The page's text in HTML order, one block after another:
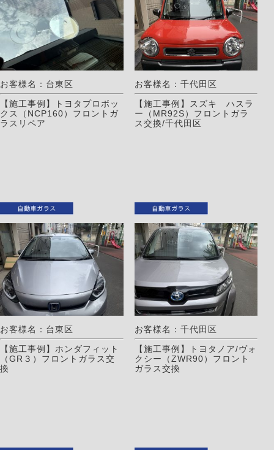
お客様名：台東区
【施工事例】トヨタプロボッ
クス（NCP160）フロントガ
ラスリペア
お客様名：千代田区
【施工事例】スズキ ハスラ
ー（MR92S）フロントガラ
ス交換/千代田区
お客様名：台東区
【施工事例】ホンダフィット
（GR３）フロントガラス交
換
お客様名：千代田区
【施工事例】トヨタノア/ヴォ
クシー（ZWR90）フロント
ガラス交換